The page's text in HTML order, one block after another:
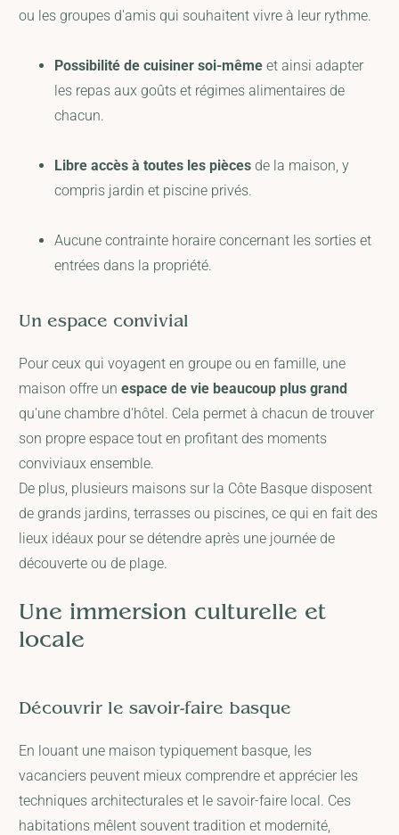
ou les groupes d'amis qui souhaitent vivre à leur rythme.
Possibilité de cuisiner soi-même et ainsi adapter
les repas aux goûts et régimes alimentaires de
chacun.
Libre accès à toutes les pièces de la maison, y
compris jardin et piscine privés.
Aucune contrainte horaire concernant les sorties et
entrées dans la propriété.
Un espace convivial
Pour ceux qui voyagent en groupe ou en famille, une
maison offre unespace de vie beaucoup plus grand
qu'une chambre d'hôtel. Cela permet à chacun de trouver
son propre espace tout en profitant des moments
conviviaux ensemble.
De plus, plusieurs maisons sur la Côte Basque disposent
de grands jardins, terrasses ou piscines, ce qui en fait des
lieux idéaux pour se détendre après une journée de
découverte ou de plage.
Une immersion culturelle et
locale
Découvrir le savoir-faire basque
En louant une maison typiquement basque, les
vacanciers peuvent mieux comprendre et apprécier les
techniques architecturales et le savoir-faire local. Ces
habitations mêlent souvent tradition et modernité,